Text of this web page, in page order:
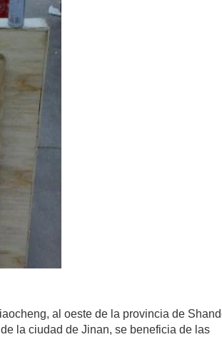
al oeste de la provincia de
la ciudad de Jinan, se beneficia de las